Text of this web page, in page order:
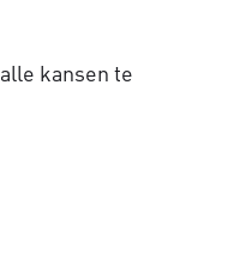
kansen te